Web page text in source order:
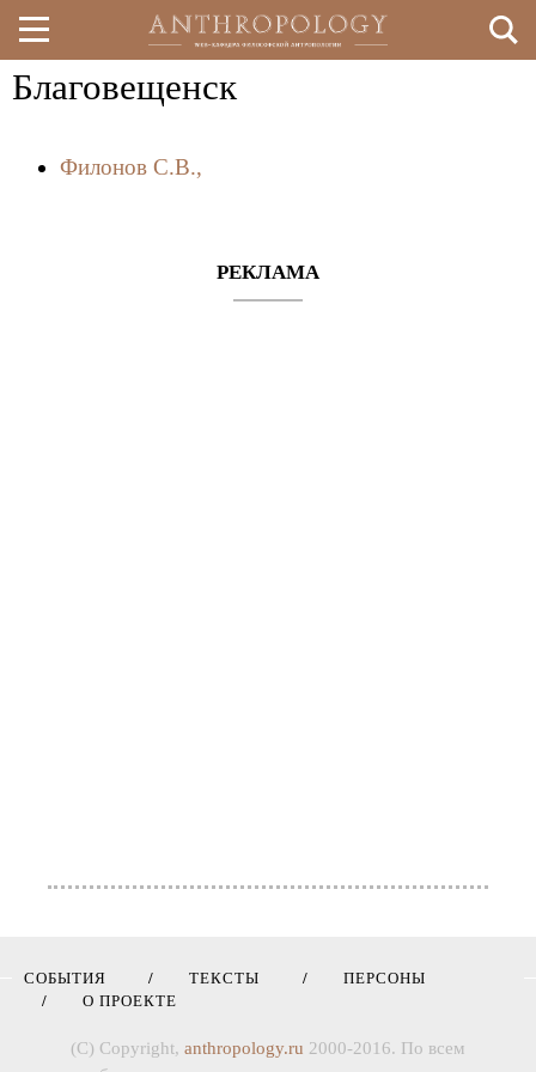
Перейти
основному
Благовещенск
Филонов С.В.,
РЕКЛАМА
СОБЫТИЯ ТЕКСТЫ
ПЕРСОНЫ
О ПРОЕКТЕ
(C) Copyright, anthropology.ru 2000-2016. По всем